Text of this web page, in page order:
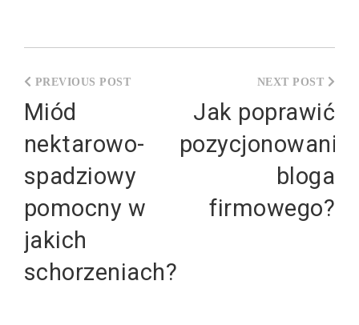
wpisu
Miód
nektarowo-
spadziowy
pomocny w
jakich
schorzeniach?
Jak poprawić
pozycjonowanie
bloga
firmowego?